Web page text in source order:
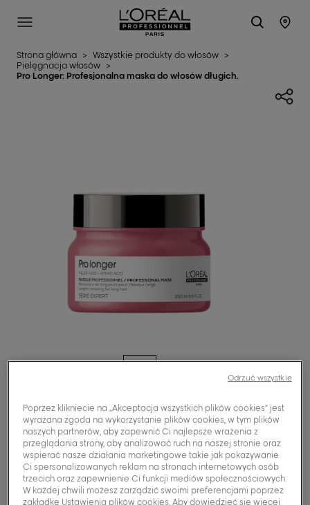
L'Oréal Professionnel Paris
SITE MENU
Strona główna > Wszystkie produkty do włosów >
Pielęgnacja włosów >
Pro Longer: Profesjonalna maska do włosów długich.
Serie Expert
[Pro Longer]
Profesjonalna
maska do włosów
Poprzez klikniecie na „Akceptacja wszystkich plików cookies” jest
wyrażana zgoda na wykorzystanie plików cookies, w tym plików
naszych partnerów, aby zapewnić Ci najlepsze wrażenia z
przeglądania strony, aby analizować ruch na naszej stronie oraz
wspierać nasze działania marketingowe takie jak pokazywanie
Ci spersonalizowanych reklam na stronach internetowych osób
trzecich oraz zapewnienie Ci funkcji mediów społecznościowych.
W każdej chwili możesz zarządzić swoimi preferencjami poprzez
zakładkę Ustawienia plików cookies. Aby dowiedzieć się więcej
Odrzuć wszystkie